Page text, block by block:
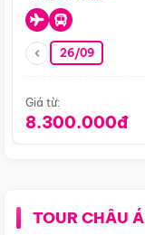
26/09
Giá từ:
8.300.000đ
TOUR CHÂU Á